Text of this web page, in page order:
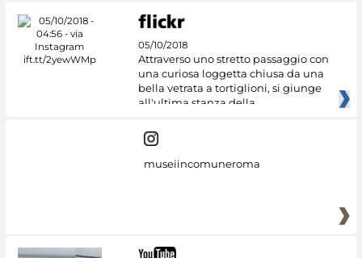
05/10/2018
Attraverso uno stretto passaggio con
una curiosa loggetta chiusa da una
bella vetrata a tortiglioni, si giunge
all'ultima stanza della
museiincomuneroma